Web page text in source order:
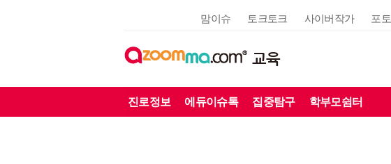
맘이슈 토크토크 사이버작가 포토
교육
진로정보 에듀이슈톡 집중탐구 학부모쉼터